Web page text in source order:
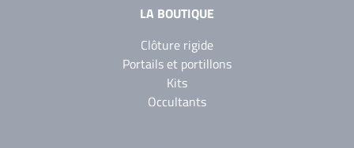
LA BOUTIQUE
Clôture rigide
Portails et portillons
Kits
Occultants